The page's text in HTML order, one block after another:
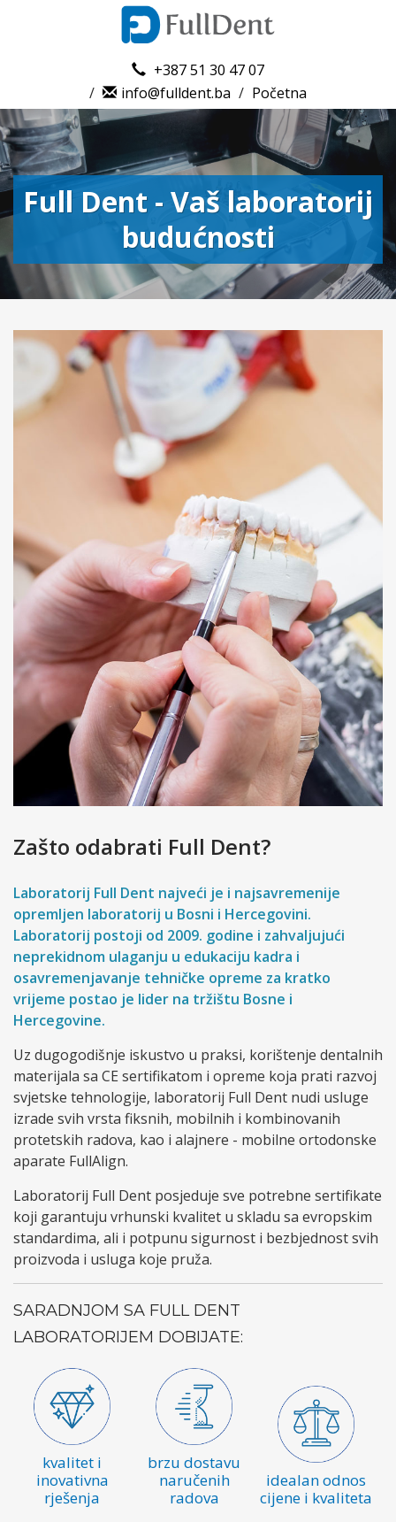
+387 51 30 47 07
/
info@fulldent.ba / Početna
Full Dent - Vaš laboratorij
budućnosti
Zašto odabrati Full Dent?
Laboratorij Full Dent najveći je i najsavremenije
opremljen laboratorij u Bosni i Hercegovini.
Laboratorij postoji od 2009. godine i zahvaljujući
neprekidnom ulaganju u edukaciju kadra i
osavremenjavanje tehničke opreme za kratko
vrijeme postao je lider na tržištu Bosne i
Hercegovine.
Uz dugogodišnje iskustvo u praksi, korištenje dentalnih
materijala sa CE sertifikatom i opreme koja prati razvoj
svjetske tehnologije, laboratorij Full Dent nudi usluge
izrade svih vrsta fiksnih, mobilnih i kombinovanih
protetskih radova, kao i alajnere - mobilne ortodonske
aparate FullAlign.
Laboratorij Full Dent posjeduje sve potrebne sertifikate
koji garantuju vrhunski kvalitet u skladu sa evropskim
standardima, ali i potpunu sigurnost i bezbjednost svih
proizvoda i usluga koje pruža.
SARADNJOM SA FULL DENT
LABORATORIJEM DOBIJATE:
kvalitet i
inovativna
rješenja
brzu dostavu
naručenih
radova
idealan odnos
cijene i kvaliteta